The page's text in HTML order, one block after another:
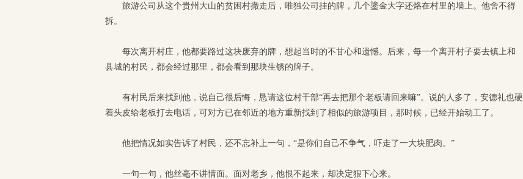
旅游公司从这个贵州大山的贫困村撤走后，唯独公司挂的牌，几个鎏金大字还烙在村里的墙上。他舍不得
拆。
每次离开村庄，他都要路过这块废弃的牌，想起当时的不甘心和遗憾。后来，每一个离开村子要去镇上和
县城的村民，都会经过那里，都会看到那块生锈的牌子。
有村民后来找到他，说自己很后悔，恳请这位村干部“再去把那个老板请回来嘛”。说的人多了，安德礼也硬
着头皮给老板打去电话，可对方已在邻近的地方重新找到了相似的旅游项目，那时候，已经开始动工了。
他把情况如实告诉了村民，还不忘补上一句，“是你们自己不争气，吓走了一大块肥肉。”
一句一句，他丝毫不讲情面。面对老乡，他恨不起来，却决定狠下心来。